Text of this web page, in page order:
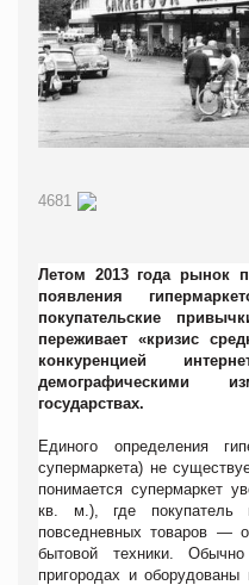
4681
Летом 2013 года рынок
появления
покупательские
переживает «кризис
конкуренцией
демографическими
государствах.
Единого определения
супермаркета) не
понимается супермаркет
кв. м.), где покупатель
повседневных товаров —
бытовой техники.
пригородах и